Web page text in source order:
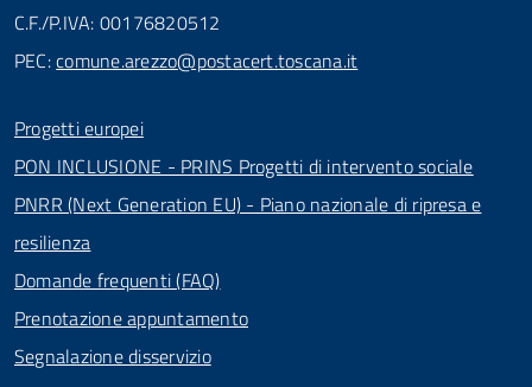
C.F./P.IVA: 00176820512
PEC:comune.arezzo@postacert.toscana.it
Progetti europei
PON INCLUSIONE - PRINS Progetti di intervento sociale
PNRR (Next Generation EU) - Piano nazionale di ripresa e
resilienza
Domande frequenti (FAQ)
Prenotazione appuntamento
Segnalazione disservizio